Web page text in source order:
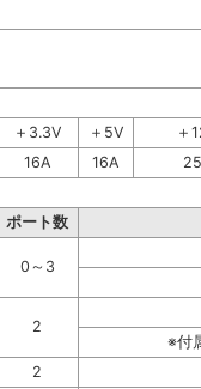
＋3.3V ＋5V
＋
16A 16A
ポート数
0～3
2
※付
2